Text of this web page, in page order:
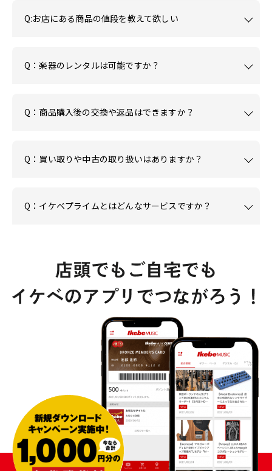
Q:お店にある商品の値段を教えて欲しい
Q：楽器のレンタルは可能ですか？
Q：商品購入後の交換や返品はできますか？
Q：買い取りや中古の取り扱いはありますか？
Q：イケベプライムとはどんなサービスですか？